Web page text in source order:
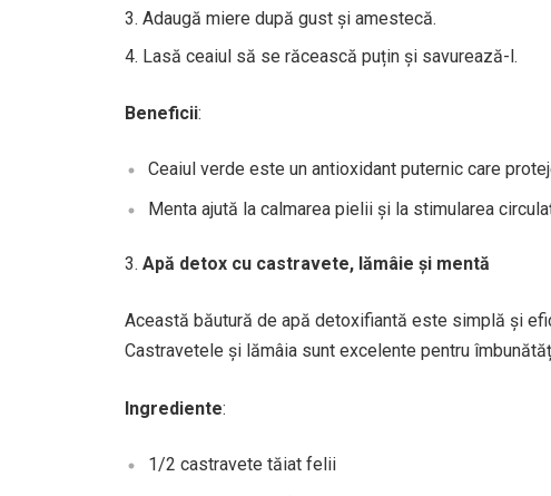
Adaugă miere după gust și amestecă.
Lasă ceaiul să se răcească puțin și savurează-l.
Beneficii:
Ceaiul verde este un antioxidant puternic care
Menta ajută la calmarea pielii și la stimularea
Apă detox cu castravete, lămâie și mentă
Această băutură de apă detoxifiantă este simplă și
Castravetele și lămâia sunt excelente pentru
Ingrediente:
1/2 castravete tăiat felii